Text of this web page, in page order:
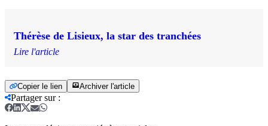
Thérèse de Lisieux, la star des tranchées
Lire l'article
Copier le lien Archiver l'article
Partager sur: